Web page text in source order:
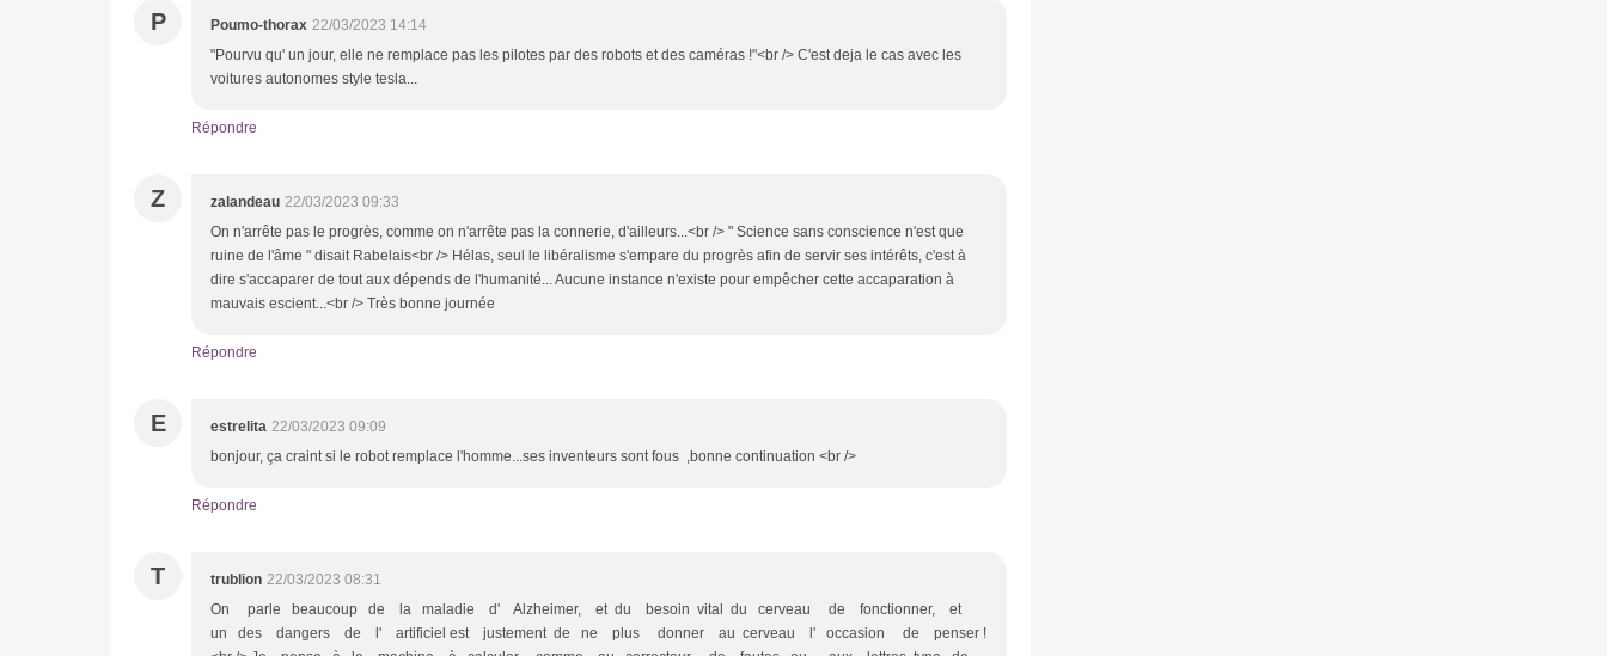
P Poumo-thorax 22/03/2023 14:14
"Pourvu qu' un jour, elle ne remplace pas les pilotes par des robots et des caméras !"<br /> C'est deja le cas avec les
voitures autonomes style tesla...
Répondre
Z zalandeau 22/03/2023 09:33
On n'arrête pas le progrès, comme on n'arrête pas la connerie, d'ailleurs...<br /> " Science sans conscience n'est que
ruine de l'âme " disait Rabelais<br /> Hélas, seul le libéralisme s'empare du progrès afin de servir ses intérêts, c'est à
dire s'accaparer de tout aux dépends de l'humanité... Aucune instance n'existe pour empêcher cette accaparation à
mauvais escient...<br /> Très bonne journée
Répondre
E estrelita 22/03/2023 09:09
bonjour, ça craint si le robot remplace l'homme...ses inventeurs sont fous ,bonne continuation <br />
Répondre
T trublion 22/03/2023 08:31
On parle beaucoup de la maladie d' Alzheimer, et du besoin vital du cerveau de fonctionner, et
un des dangers de l' artificiel est justement de ne plus donner au cerveau l' occasion de penser !